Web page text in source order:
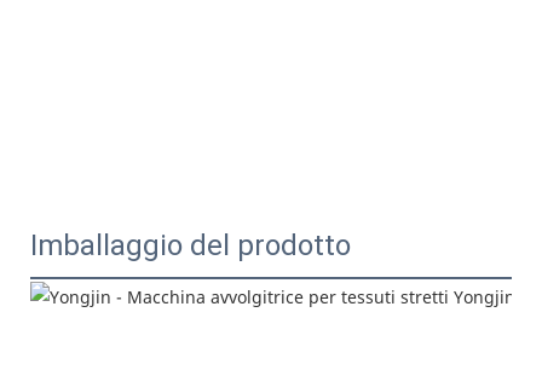
Imballaggio del prodotto